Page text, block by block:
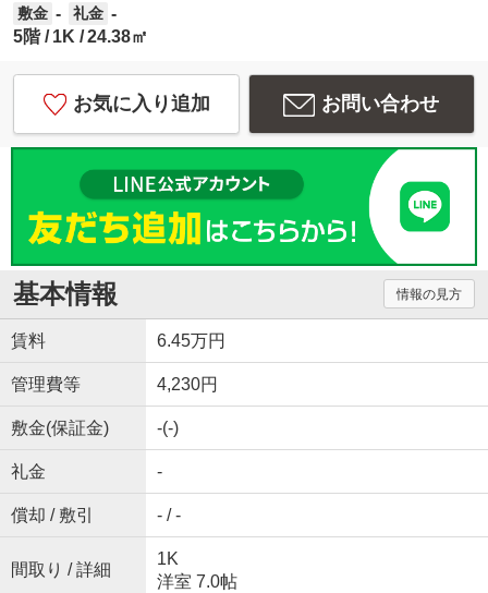
敷金 - 礼金 -
5階
1K 24.38㎡
お気に入り追加 お問い合わせ
基本情報 情報の見方
賃料 6.45万円
管理費等 4,230円
敷金(保証金) -(-)
礼金 -
償却 / 敷引 - / -
間取り / 詳細
1K
洋室 7.0帖